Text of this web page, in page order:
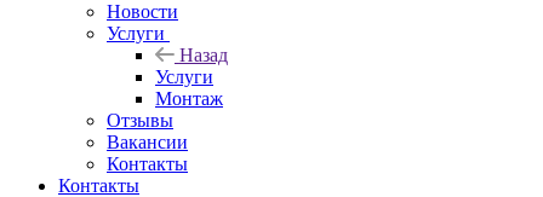
Новости
Услуги
Назад
Услуги
Монтаж
Отзывы
Вакансии
Контакты
Контакты